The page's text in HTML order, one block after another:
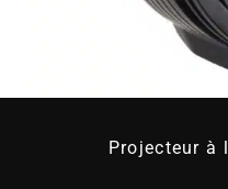
Projecteur à